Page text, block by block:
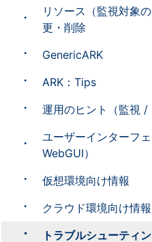
リソース（監視対象
更・削除
GenericARK
ARK：Tips
運用のヒント（監視 /
ユーザーインターフ
WebGUI）
仮想環境向け情報
クラウド環境向け情報
トラブルシューティ